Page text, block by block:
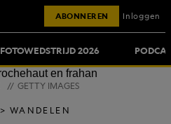
FOTOWEDSTRIJD 2026
ABONNEREN Inloggen
// GETTY IMAGES
WANDELEN